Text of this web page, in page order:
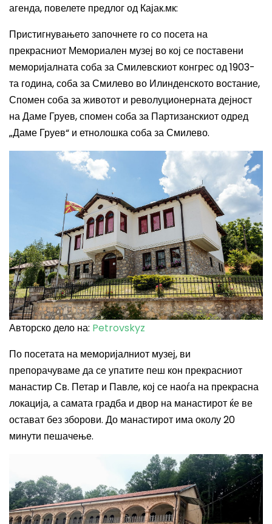
агенда, повелете предлог од Кајак.мк:
Пристигнувањето започнете го со посета на
прекрасниот Мемориален музеј во кој се поставени
меморијалната соба за Смилевскиот конгрес од 1903-
та година, соба за Смилево во Илинденското востание,
Спомен соба за животот и револуционерната дејност
на Даме Груев, спомен соба за Партизанскиот одред
„Даме Груев“ и етнолошка соба за Смилево.
Авторско дело на: Petrovskyz
По посетата на меморијалниот музеј, ви
препорачуваме да се упатите пеш кон прекрасниот
манастир Св. Петар и Павле, кој се наоѓа на прекрасна
локација, а самата градба и двор на манастирот ќе ве
остават без зборови. До манастирот има околу 20
минути пешачење.